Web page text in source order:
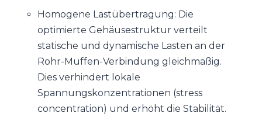
Homogene Lastübertragung: Die
optimierte Gehäusestruktur verteilt
statische und dynamische Lasten an der
Rohr-Muffen-Verbindung gleichmäßig.
Dies verhindert lokale
Spannungskonzentrationen (stress
concentration) und erhöht die Stabilität.